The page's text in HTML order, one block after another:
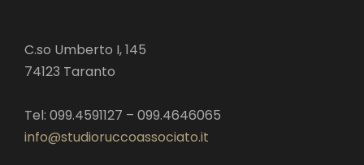
C.so Umberto I, 145
74123 Taranto
Tel: 099.4591127 – 099.4646065
info@studioruccoassociato.it